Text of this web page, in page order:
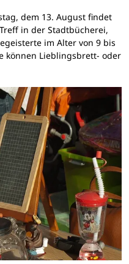
dem 13. August findet
in der Stadtbücherei,
im Alter von 9 bis
können Lieblingsbrett- oder